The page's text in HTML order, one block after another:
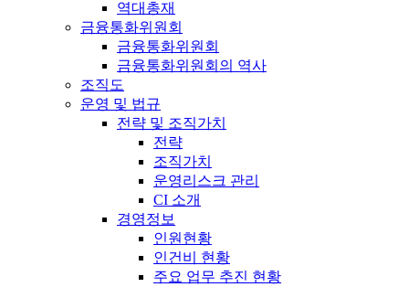
역대총재
금융통화위원회
금융통화위원회
금융통화위원회의 역사
조직도
운영 및 법규
전략 및 조직가치
전략
조직가치
운영리스크 관리
CI 소개
경영정보
인원현황
인건비 현황
주요 업무 추진 현황